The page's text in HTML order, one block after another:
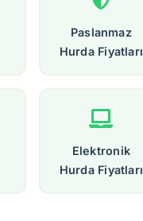
Paslanmaz
Hurda Fiyatları
Elektronik
Hurda Fiyatları